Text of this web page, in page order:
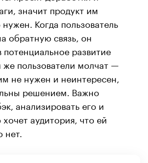
значит продукт им
Когда пользователь
обратную связь, он
потенциальное развитие
же пользователи молчат —
не нужен и неинтересен,
решением. Важно
анализировать его и
аудитория, что ей
нет.